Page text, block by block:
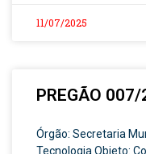
11/07/2025
PREGÃO
Órgão: Secretaria
Tecnologia Objeto: